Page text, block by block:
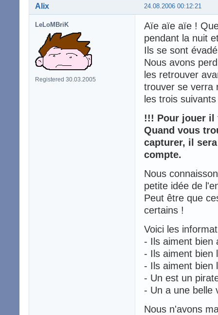
24.08.2006 00:12:21
Alix
LeLoMBriK
Registered 30.03.2005
Aïe aïe aïe !
pendant la nuit
Ils se sont
Nous avons
les retrouver
trouver se verra
les trois
!!! Pour jouer
Quand vous
capturer, il
compte.
Nous
petite idée de
Peut être que
certains !
Voici les
- Ils aiment bien
- Ils aiment bien
- Ils aiment bien
- Un est un
- Un a une belle
Nous n'avons